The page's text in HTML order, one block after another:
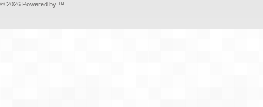
© 2026 Powered by ™